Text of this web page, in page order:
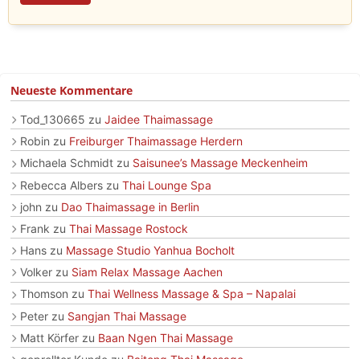
Neueste Kommentare
Tod_130665 zu Jaidee Thaimassage
Robin zu Freiburger Thaimassage Herdern
Michaela Schmidt zu Saisunee’s Massage Meckenheim
Rebecca Albers zu Thai Lounge Spa
john zu Dao Thaimassage in Berlin
Frank zu Thai Massage Rostock
Hans zu Massage Studio Yanhua Bocholt
Volker zu Siam Relax Massage Aachen
Thomson zu Thai Wellness Massage & Spa – Napalai
Peter zu Sangjan Thai Massage
Matt Körfer zu Baan Ngen Thai Massage